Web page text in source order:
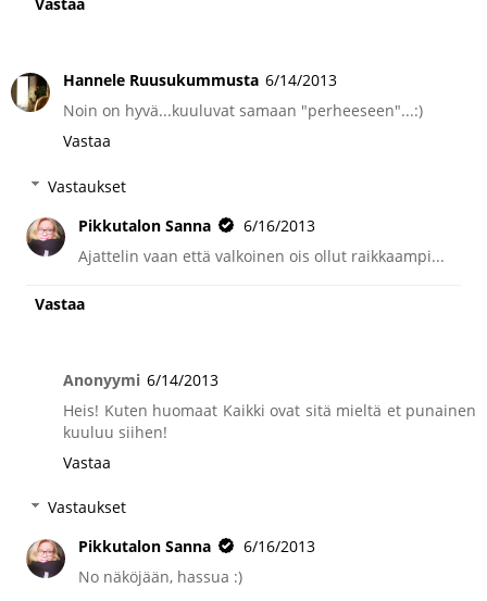
Hannele Ruusukummusta 6/14/2013
Noin on hyvä...kuuluvat samaan "perheeseen"...:)
Vastaa
Vastaukset
Pikkutalon Sanna
6/16/2013
Ajattelin vaan että valkoinen ois ollut raikkaampi...
Vastaa
Anonyymi 6/14/2013
Heis! Kuten huomaat Kaikki ovat sitä mieltä et punainen
kuuluu siihen!
Vastaa
Vastaukset
Pikkutalon Sanna
6/16/2013
No näköjään, hassua :)